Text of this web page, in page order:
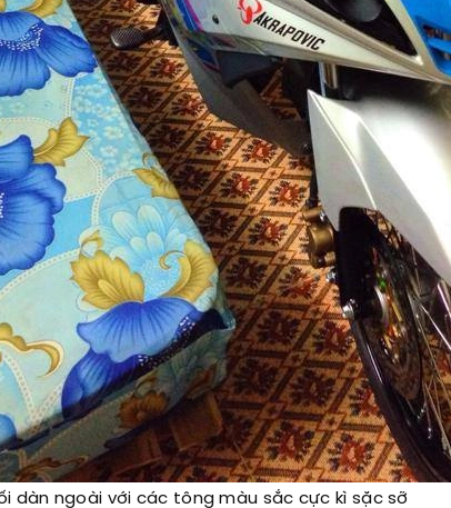
dàn ngoài với các tông màu sắc cực kì sặc sỡ